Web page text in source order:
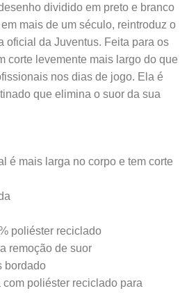
dividido em preto e branco
mais de um século, reintroduz o
oficial da Juventus. Feita para os
corte levemente mais largo do que
nos dias de jogo. Ela é
que elimina o suor da sua
é mais larga no corpo e tem corte
poliéster reciclado
remoção de suor
bordado
com poliéster reciclado para